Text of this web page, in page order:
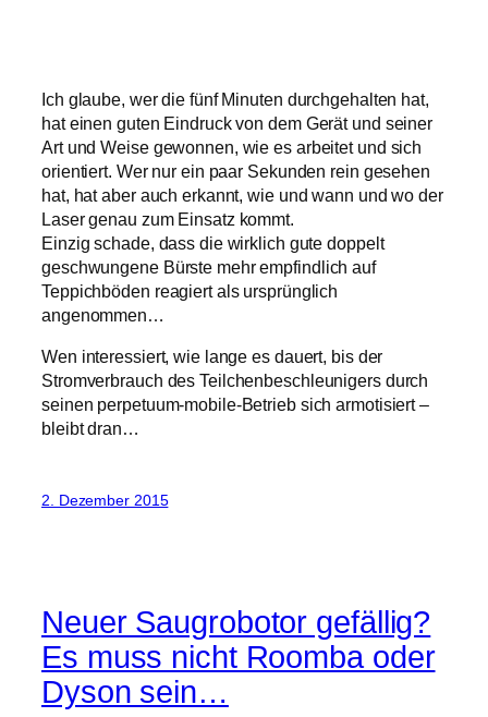
Ich glaube, wer die fünf Minuten durchgehalten hat,
hat einen guten Eindruck von dem Gerät und seiner
Art und Weise gewonnen, wie es arbeitet und sich
orientiert. Wer nur ein paar Sekunden rein gesehen
hat, hat aber auch erkannt, wie und wann und wo der
Laser genau zum Einsatz kommt.
Einzig schade, dass die wirklich gute doppelt
geschwungene Bürste mehr empfindlich auf
Teppichböden reagiert als ursprünglich
angenommen…
Wen interessiert, wie lange es dauert, bis der
Stromverbrauch des Teilchenbeschleunigers durch
seinen perpetuum-mobile-Betrieb sich armotisiert –
bleibt dran…
2. Dezember 2015
Neuer Saugrobotor gefällig?
Es muss nicht Roomba oder
Dyson sein…